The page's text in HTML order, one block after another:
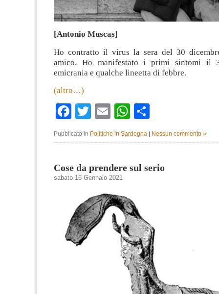
[Antonio Muscas]
Ho contratto il virus la sera del 30
amico. Ho manifestato i primi sintomi il
emicrania e qualche lineetta di febbre.
(altro…)
Facebook
TwitterEmailWhatsApp
Pubblicato in Politiche in Sardegna Nessun commento »
Cose da prendere sul serio
sabato 16 Gennaio 2021